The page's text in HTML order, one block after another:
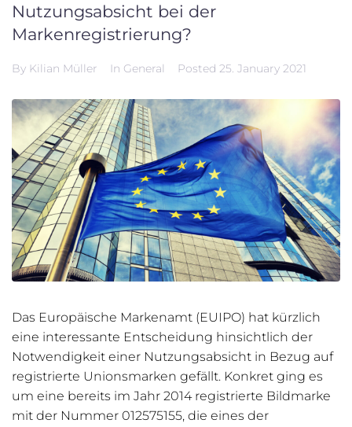
Nutzungsabsicht bei der
Markenregistrierung?
By Kilian Müller In General Posted 25. January 2021
Das Europäische Markenamt (EUIPO) hat kürzlich
eine interessante Entscheidung hinsichtlich der
Notwendigkeit einer Nutzungsabsicht in Bezug auf
registrierte Unionsmarken gefällt. Konkret ging es
um eine bereits im Jahr 2014 registrierte Bildmarke
mit der Nummer 012575155, die eines der